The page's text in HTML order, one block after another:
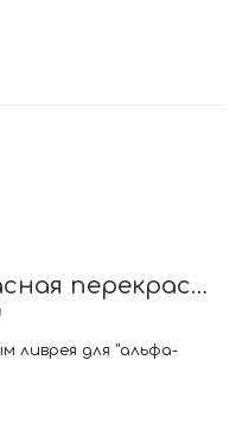
Tatra T3 — жёлто-красная перекраска
ливрея для "альфа-